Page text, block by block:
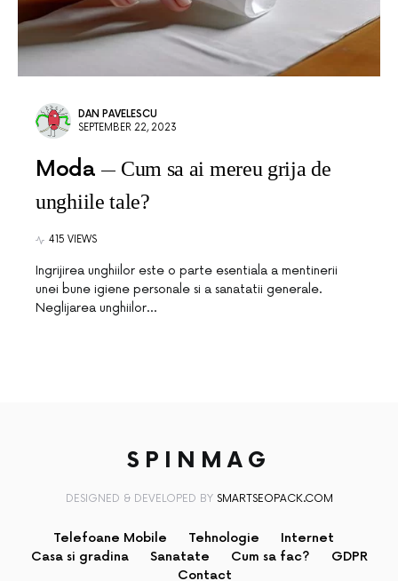
DAN PAVELESCU
SEPTEMBER 22, 2023
Moda
Cum sa ai mereu grija de
unghiile tale?
415 VIEWS
Ingrijirea unghiilor este o parte esentiala a mentinerii
unei bune igiene personale si a sanatatii generale.
Neglijarea unghiilor…
SPINMAG
DESIGNED & DEVELOPED BY SMARTSEOPACK.COM
Telefoane Mobile Tehnologie
Internet
Casa si gradina
Sanatate Cum sa fac?
GDPR
Contact